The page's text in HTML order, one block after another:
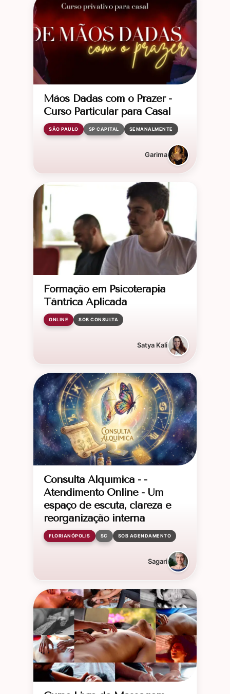
Mãos Dadas com o Prazer -
Curso Particular para Casal
SÃO PAULO SP CAPITAL SEMANALMENTE
Garima
Formação em Psicoterapia
Tântrica Aplicada
ONLINE SOB CONSULTA
Satya Kali
Consulta Alquímica - -
Atendimento Online - Um
espaço de escuta, clareza e
reorganização interna
FLORIANÓPOLIS SC SOB AGENDAMENTO
Sagari